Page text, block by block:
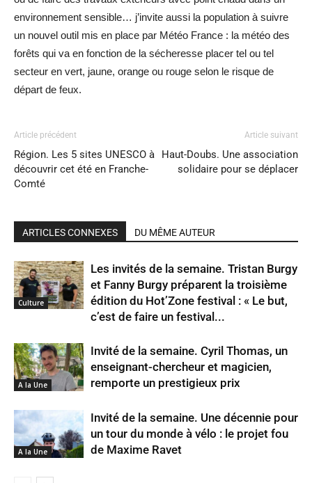
environnement sensible… j’invite aussi la population à suivre
un nouvel outil mis en place par Météo France : la météo des
forêts qui va en fonction de la sécheresse placer tel ou tel
secteur en vert, jaune, orange ou rouge selon le risque de
départ de feux.
Article précédent
Région. Les 5 sites UNESCO à
découvrir cet été en Franche-
Comté
Article suivant
Haut-Doubs. Une association
solidaire pour se déplacer
ARTICLES CONNEXES DU MÊME AUTEUR
Culture
Les invités de la semaine. Tristan Burgy
et Fanny Burgy préparent la troisième
édition du Hot’Zone festival : « Le but,
c’est de faire un festival...
A la Une
Invité de la semaine. Cyril Thomas, un
enseignant-chercheur et magicien,
remporte un prestigieux prix
A la Une
Invité de la semaine. Une décennie pour
un tour du monde à vélo : le projet fou
de Maxime Ravet